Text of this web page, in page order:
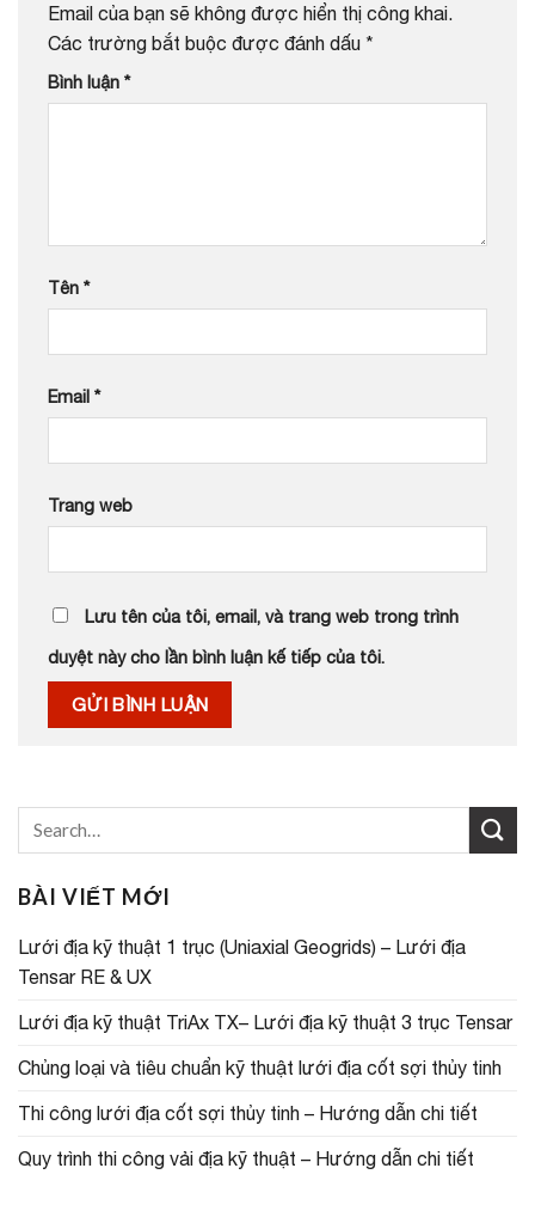
Email của bạn sẽ không được hiển thị công khai.
Các trường bắt buộc được đánh dấu *
Bình luận *
Tên *
Email *
Trang web
Lưu tên của tôi, email, và trang web trong trình
duyệt này cho lần bình luận kế tiếp của tôi.
BÀI VIẾT MỚI
Lưới địa kỹ thuật 1 trục (Uniaxial Geogrids) – Lưới địa
Tensar RE & UX
Lưới địa kỹ thuật TriAx TX– Lưới địa kỹ thuật 3 trục Tensar
Chủng loại và tiêu chuẩn kỹ thuật lưới địa cốt sợi thủy tinh
Thi công lưới địa cốt sợi thủy tinh – Hướng dẫn chi tiết
Quy trình thi công vải địa kỹ thuật – Hướng dẫn chi tiết